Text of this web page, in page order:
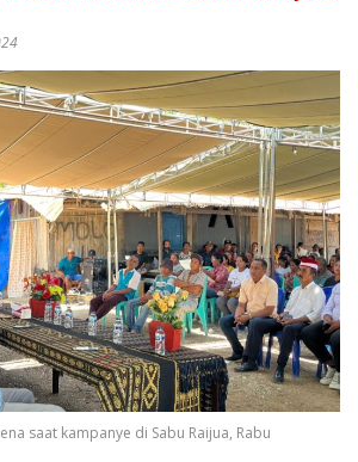
saat kampanye di Sabu Raijua, Rabu